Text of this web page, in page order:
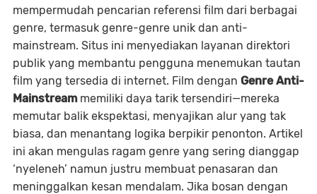
mempermudah pencarian referensi film dari berbagai
genre, termasuk genre-genre unik dan anti-
mainstream. Situs ini menyediakan layanan direktori
publik yang membantu pengguna menemukan tautan
film yang tersedia di internet. Film dengan Genre Anti-
Mainstreammemiliki daya tarik tersendiri—mereka
memutar balik ekspektasi, menyajikan alur yang tak
biasa, dan menantang logika berpikir penonton. Artikel
ini akan mengulas ragam genre yang sering dianggap
‘nyeleneh’ namun justru membuat penasaran dan
meninggalkan kesan mendalam. Jika bosan dengan